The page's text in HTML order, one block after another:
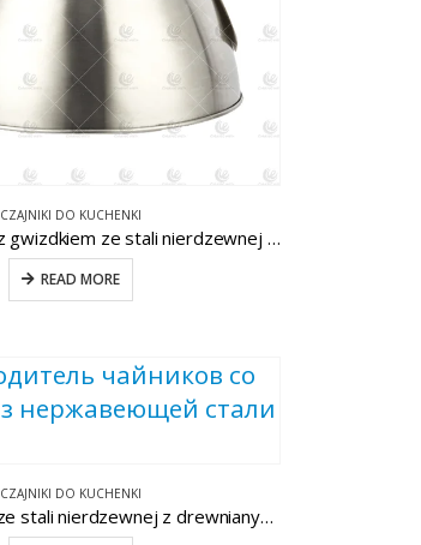
CZAJNIKI DO KUCHENKI
Czajnik do wody z gwizdkiem ze stali nierdzewnej CW-T052
READ MORE
CZAJNIKI DO KUCHENKI
Czajnik do wody ze stali nierdzewnej z drewnianym uchwytem CW-T029-E